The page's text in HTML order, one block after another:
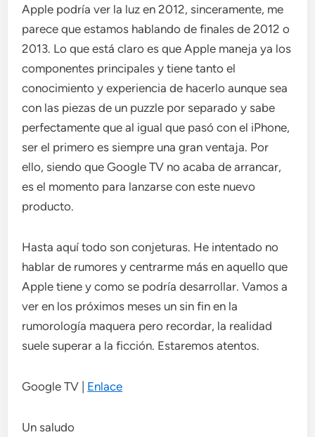
Apple podría ver la luz en 2012, sinceramente, me
parece que estamos hablando de finales de 2012 o
2013. Lo que está claro es que Apple maneja ya los
componentes principales y tiene tanto el
conocimiento y experiencia de hacerlo aunque sea
con las piezas de un puzzle por separado y sabe
perfectamente que al igual que pasó con el iPhone,
ser el primero es siempre una gran ventaja. Por
ello, siendo que Google TV no acaba de arrancar,
es el momento para lanzarse con este nuevo
producto.
Hasta aquí todo son conjeturas. He intentado no
hablar de rumores y centrarme más en aquello que
Apple tiene y como se podría desarrollar. Vamos a
ver en los próximos meses un sin fin en la
rumorología maquera pero recordar, la realidad
suele superar a la ficción. Estaremos atentos.
Google TV | Enlace
Un saludo